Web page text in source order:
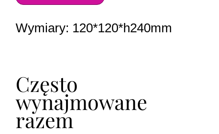
Wymiary: 120*120*h240mm
Często
wynajmowane
razem